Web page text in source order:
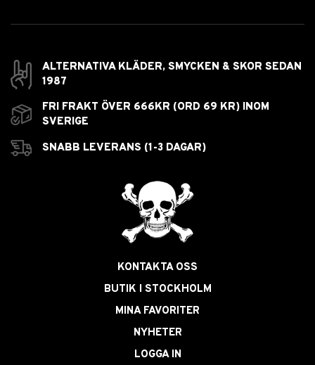
ALTERNATIVA KLÄDER, SMYCKEN & SKOR SEDAN
1987
FRI FRAKT ÖVER 666KR (ORD 69 KR) INOM
SVERIGE
SNABB LEVERANS (1-3 DAGAR)
KONTAKTA OSS
BUTIK I STOCKHOLM
MINA FAVORITER
NYHETER
LOGGA IN